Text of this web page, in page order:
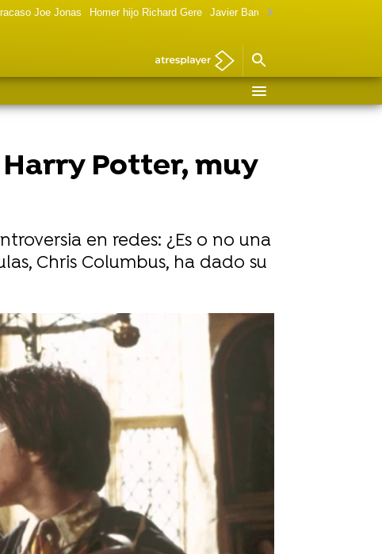
Joe Jonas Homer hijo Richard Gere Javier Bardem política
Potter, muy
en redes: ¿Es o no una
Chris Columbus, ha dado su
Vídeo: Reuters | Foto: Cordon Press
pelirroja